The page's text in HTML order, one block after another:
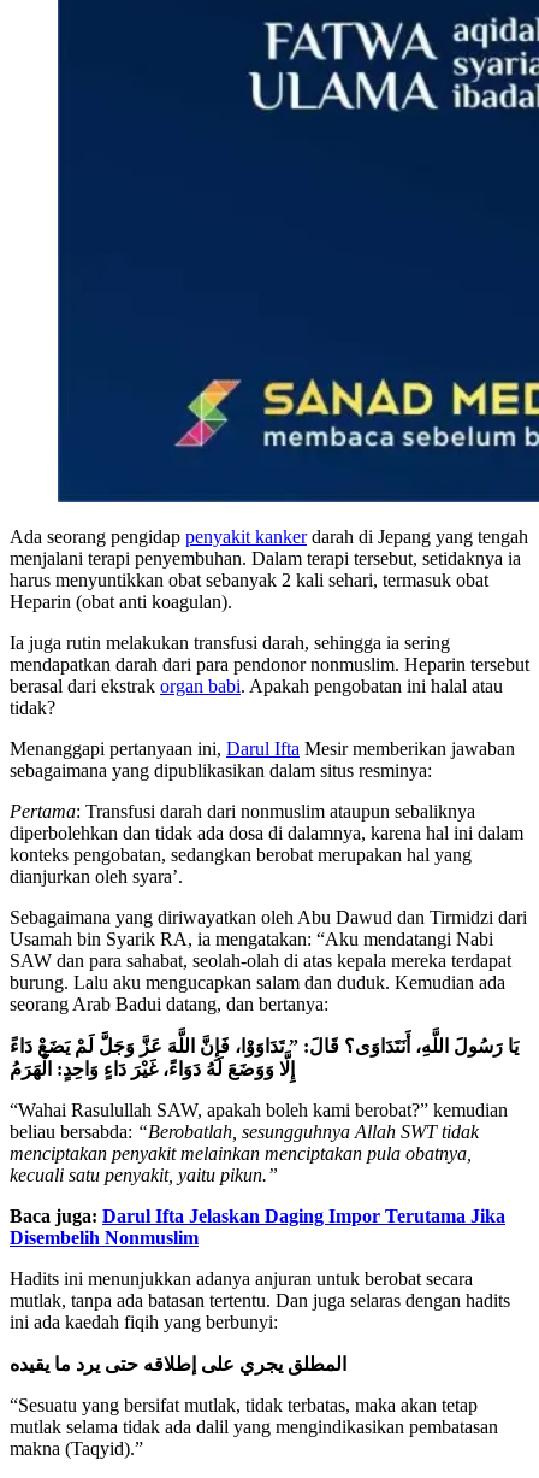
Ada seorang pengidap penyakit kankerdarah di Jepang yang tengah
menjalani terapi penyembuhan. Dalam terapi tersebut, setidaknya ia
harus menyuntikkan obat sebanyak 2 kali sehari, termasuk obat
Heparin (obat anti koagulan).
Ia juga rutin melakukan transfusi darah, sehingga ia sering
mendapatkan darah dari para pendonor nonmuslim. Heparin tersebut
berasal dari ekstrak organ babi. Apakah pengobatan ini halal atau
tidak?
Menanggapi pertanyaan ini, Darul Ifta Mesir memberikan jawaban
sebagaimana yang dipublikasikan dalam situs resminya:
Pertama: Transfusi darah dari nonmuslim ataupun sebaliknya
diperbolehkan dan tidak ada dosa di dalamnya, karena hal ini dalam
konteks pengobatan, sedangkan berobat merupakan hal yang
dianjurkan oleh syara’.
Sebagaimana yang diriwayatkan oleh Abu Dawud dan Tirmidzi dari
Usamah bin Syarik RA, ia mengatakan: “Aku mendatangi Nabi
SAW dan para sahabat, seolah-olah di atas kepala mereka terdapat
burung. Lalu aku mengucapkan salam dan duduk. Kemudian ada
seorang Arab Badui datang, dan bertanya:
يَا رَسُولَ اللَّهِ، أَنَتَدَاوَى؟ قَالَ: ” تَدَاوَوْا، فَإِنَّ اللَّهَ عَزَّ وَجَلَّ لَمْ يَضَعْ دَاءً
إِلَّا وَوَضَعَ لَهُ دَوَاءً، غَيْرَ دَاءٍ وَاحِدٍ: الْهَرَمُ
“Wahai Rasulullah SAW, apakah boleh kami berobat?” kemudian
beliau bersabda: “Berobatlah, sesungguhnya Allah SWT tidak
menciptakan penyakit melainkan menciptakan pula obatnya,
kecuali satu penyakit, yaitu pikun.”
Baca juga: Darul Ifta Jelaskan Daging Impor Terutama Jika
Disembelih Nonmuslim
Hadits ini menunjukkan adanya anjuran untuk berobat secara
mutlak, tanpa ada batasan tertentu. Dan juga selaras dengan hadits
ini ada kaedah fiqih yang berbunyi:
المطلق يجري على إطلاقه حتى يرد ما يقيده
“Sesuatu yang bersifat mutlak, tidak terbatas, maka akan tetap
mutlak selama tidak ada dalil yang mengindikasikan pembatasan
makna (Taqyid).”